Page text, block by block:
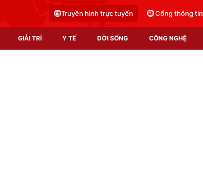
Truyền hình trực tuyến Cổng thông tin
GIẢI TRÍ Y TẾ ĐỜI SỐNG CÔNG NGHỆ